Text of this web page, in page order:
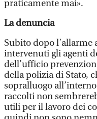
praticamente mai».
La denuncia
Subito dopo l’allarme
intervenuti gli agenti
dell’ufficio
della polizia di Stato,
sopralluogo
raccolti non
utili per il lavoro dei